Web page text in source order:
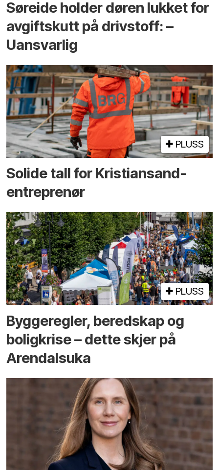
Søreide holder døren lukket for
avgiftskutt på drivstoff: –
Uansvarlig
PLUSS
Solide tall for Kristiansand-
entreprenør
PLUSS
Bygge­regler, beredskap og
bolig­krise – dette skjer på
Arendals­uka